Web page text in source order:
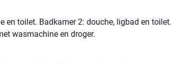
en toilet. Badkamer 2: douche, ligbad en
wasmachine en droger.